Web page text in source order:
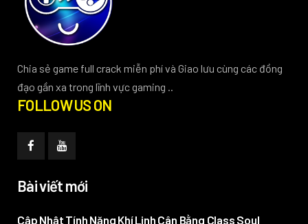
Chia sẻ game full crack miễn phí và Giao lưu cùng các đồng
đạo gần xa trong lĩnh vực gaming ..
FOLLOW US ON
Bài viết mới
Cập Nhật Tính Năng Khí Linh Cân Bằng Class Soul